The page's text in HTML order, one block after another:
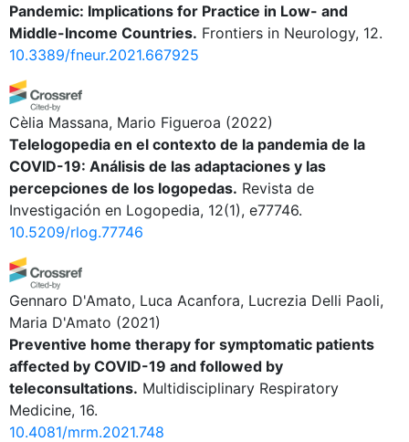
Pandemic: Implications for Practice in Low- and
Middle-Income Countries. Frontiers in Neurology, 12.
10.3389/fneur.2021.667925
Cèlia Massana, Mario Figueroa (2022)
Telelogopedia en el contexto de la pandemia de la
COVID-19: Análisis de las adaptaciones y las
percepciones de los logopedas. Revista de
Investigación en Logopedia, 12(1), e77746.
10.5209/rlog.77746
Gennaro D'Amato, Luca Acanfora, Lucrezia Delli Paoli,
Maria D'Amato (2021)
Preventive home therapy for symptomatic patients
affected by COVID-19 and followed by
teleconsultations. Multidisciplinary Respiratory
Medicine, 16.
10.4081/mrm.2021.748